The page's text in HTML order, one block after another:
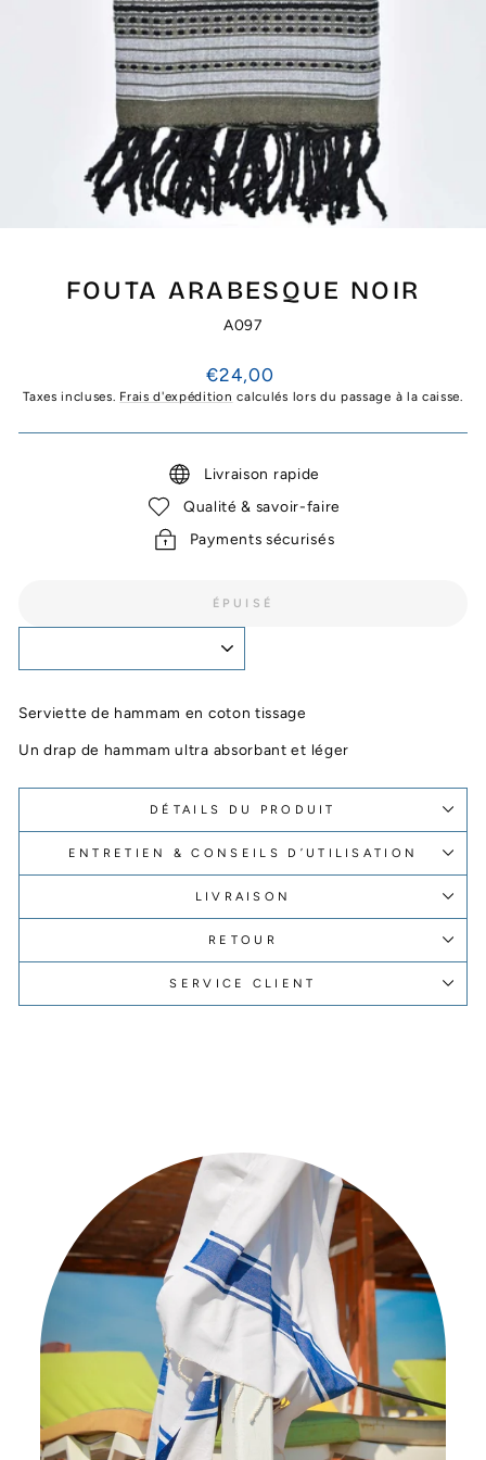
FOUTA ARABESQUE NOIR
A097
Prix
régulier
€24,00
Taxes incluses. Frais d'expédition calculés lors du passage à la caisse.
Livraison rapide
Qualité & savoir-faire
Payments sécurisés
ÉPUISÉ
Serviette de hammam en coton tissage
Un drap de hammam ultra absorbant et léger
DÉTAILS DU PRODUIT
ENTRETIEN & CONSEILS D’UTILISATION
LIVRAISON
RETOUR
SERVICE CLIENT